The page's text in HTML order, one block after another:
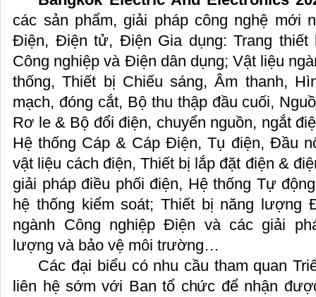
các sản phẩm, giải pháp công nghệ mới
Điện, Điện tử, Điện Gia dụng: Trang thiết
Công nghiệp và Điện dân dụng; Vật liệu
thống, Thiết bị Chiếu sáng, Âm thanh,
mạch, đóng cắt, Bộ thu thập đầu cuối,
Rơ le & Bộ đổi điện, chuyển nguồn, ngắt
Hệ thống Cáp & Cáp Điện, Tụ điện, Đầu
vật liệu cách điện, Thiết bị lắp đặt điện &
giải pháp điều phối điện, Hệ thống Tự
hệ thống kiểm soát; Thiết bị năng lượng
ngành Công nghiệp Điện và các giải
lượng và bảo vệ môi trường…
Các đại biểu có nhu cầu tham quan
liên hệ sớm với Ban tổ chức để nhận